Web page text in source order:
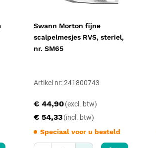
Swann Morton fijne
scalpelmesjes RVS, steriel,
nr. SM65
Artikel nr: 241800743
€ 54,33
€ 44,90
Speciaal voor u besteld